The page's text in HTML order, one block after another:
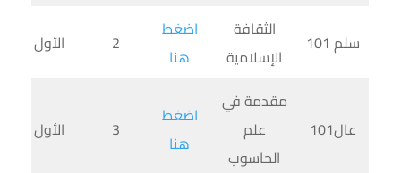
سلم 101
الثقافة
الإسلامية
اضغط
هنا
2 الأول
عال101
مقدمة في
علم
الحاسوب
اضغط
هنا
3 الأول